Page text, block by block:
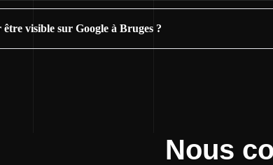
visible sur Google à Bruges ?
Nous